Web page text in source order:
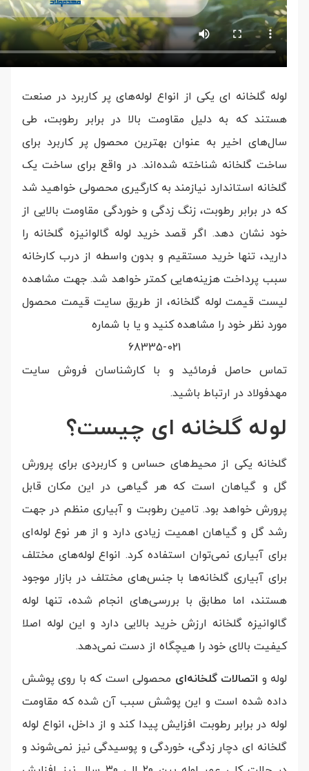
لوله گلخانه ای یکی از انواع لوله‌های پر کاربرد در صنعت
هستند که به دلیل مقاومت بالا در برابر رطوبت، طی
سال‌های اخیر به عنوان بهترین محصول پر کاربرد برای
ساخت گلخانه شناخته شده‌اند. در واقع برای ساخت یک
گلخانه استاندارد نیازمند به کارگیری محصولی خواهید شد
که در برابر رطوبت، زنگ زدگی و خوردگی مقاومت بالایی از
خود نشان دهد. اگر قصد خرید لوله گالوانیزه گلخانه را
دارید، تنها خرید مستقیم و بدون واسطه از درب کارخانه
سبب پرداخت هزینه‌هایی کمتر خواهد شد. جهت مشاهده
لیست قیمت لوله گلخانه، از طریق سایت قیمت محصول
مورد نظر خود را مشاهده کنید و یا با شماره
68335-021
تماس حاصل فرمائید و با کارشناسان فروش سایت
مهدفولاد در ارتباط باشید.
لوله گلخانه ای چیست؟
گلخانه یکی از محیط‌های حساس و کاربردی برای پرورش
گل و گیاهان است که هر گیاهی در این مکان قابل
پرورش خواهد بود. تامین رطوبت و آبیاری منظم در جهت
رشد گل و گیاهان اهمیت زیادی دارد و از هر نوع لوله‌ای
برای آبیاری نمی‌توان استفاده کرد. انواع لوله‌های مختلف
برای آبیاری گلخانه‌ها با جنس‌های مختلف در بازار موجود
هستند، اما مطابق با بررسی‌های انجام شده، تنها لوله
گالوانیزه گلخانه ارزش خرید بالایی دارد و این لوله اصلا
کیفیت بالای خود را هیچگاه از دست نمی‌دهد.
لوله و اتصالات گلخانه‌ای محصولی است که با روی پوشش
داده شده است و این پوشش سبب آن شده که مقاومت
لوله در برابر رطوبت افزایش پیدا کند و از داخل، انواع لوله
گلخانه ای دچار زدگی، خوردگی و پوسیدگی نیز نمی‌‌شوند و